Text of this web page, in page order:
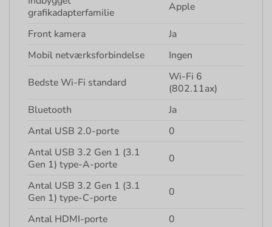
grafikadapterfamilie
Apple
Front kamera
Ja
Mobil netværksforbindelse
Ingen
Bedste Wi-Fi standard
Wi-Fi 6
(802.11ax)
Bluetooth
Ja
Antal USB 2.0-porte
0
Antal USB 3.2 Gen 1 (3.1
Gen 1) type-A-porte
0
Antal USB 3.2 Gen 1 (3.1
Gen 1) type-C-porte
0
Antal HDMI-porte
0